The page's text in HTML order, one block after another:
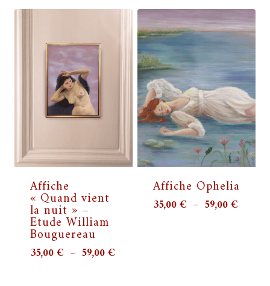
Affiche
« Quand vient
la nuit » –
Etude William
Bouguereau
35,00€ – 59,00€
Affiche Ophelia
35,00€ – 59,00€